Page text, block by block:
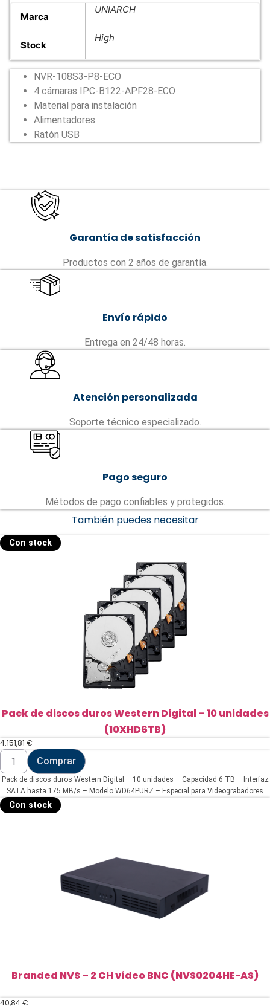
Marca
UNIARCH
Stock
High
NVR-108S3-P8-ECO
4 cámaras IPC-B122-APF28-ECO
Material para instalación
Alimentadores
Ratón USB
Garantía de satisfacción
Productos con 2 años de garantía.
Envío rápido
Entrega en 24/48 horas.
Atención personalizada
Soporte técnico especializado.
Pago seguro
Métodos de pago confiables y protegidos.
También puedes necesitar
Con stock
Pack de discos duros Western Digital – 10 unidades
(10XHD6TB)
4.151,81 €
Pack
discos
duros
Western
Digital
-
Comprar
Pack de discos duros Western Digital – 10 unidades – Capacidad 6 TB – Interfaz
SATA hasta 175 MB/s – Modelo WD64PURZ – Especial para Videograbadores
Con stock
Branded NVS – 2 CH vídeo BNC (NVS0204HE-AS)
40,84€